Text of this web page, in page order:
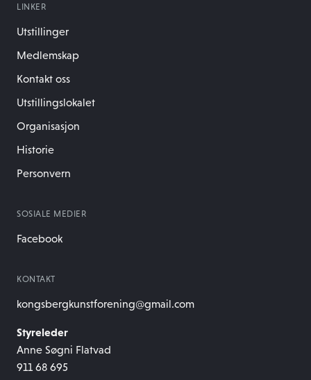
LINKER
Utstillinger
Medlemskap
Kontakt oss
Utstillingslokalet
Organisasjon
Historie
Personvern
SOSIALE MEDIER
Facebook
KONTAKT
kongsbergkunstforening@gmail.com
Styreleder
Anne Søgni Flatvad
911 68 695